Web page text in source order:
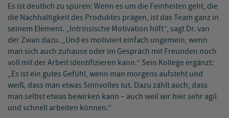
Es ist deutlich zu spüren: Wenn es um die Feinheiten geht, die
die Nachhaltigkeit des Produktes prägen, ist das Team ganz in
seinem Element. „Intrinsische Motivation hilft“, sagt Dr. van
der Zwan dazu. „Und es motiviert einfach ungemein, wenn
man sich auch zuhause oder im Gespräch mit Freunden noch
voll mit der Arbeit identifizieren kann.“ Sein Kollege ergänzt:
„Es ist ein gutes Gefühl, wenn man morgens aufsteht und
weiß, dass man etwas Sinnvolles tut. Dazu zählt auch, dass
man selbst etwas bewirken kann – auch weil wir hier sehr agil
und schnell arbeiten können.“